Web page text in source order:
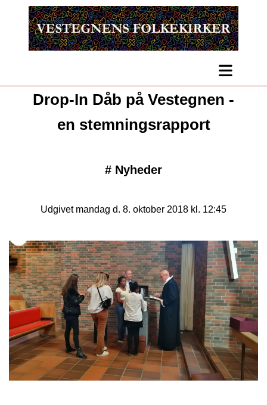
Drop-In Dåb på Vestegnen -
en stemningsrapport
# Nyheder
Udgivet mandag d. 8. oktober 2018 kl. 12:45